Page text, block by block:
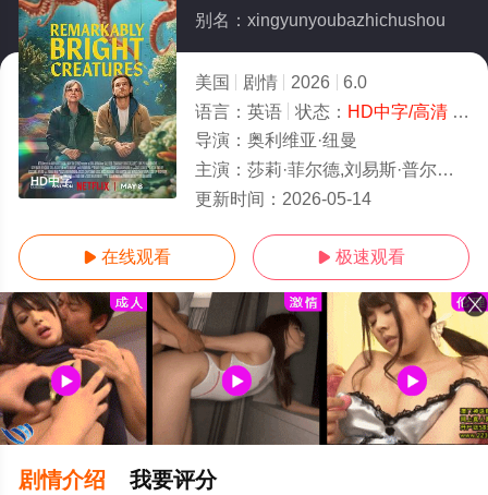
HD中字
别名：xingyunyoubazhichushou
美国 剧情 2026
6.0
语言： 英语 状态： HD中字/高清- 免费在线观看
导演： 奥利维亚·纽曼
主演： 莎莉·菲尔德,刘易斯·普尔曼,丹·佩恩,贝丝·格兰特,科尔姆·米尼,劳拉·哈里斯,索菲亚·布莱克-德埃利亚,凯西·贝克,陈冲,梅根·赫弗恩
更新时间： 2026-05-14
 在线观看  极速观看
剧情介绍 我要评分